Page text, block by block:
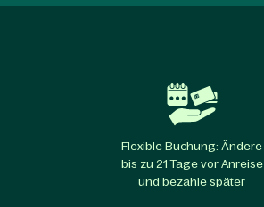
Flexible Buchung: Ändere
bis zu 21 Tage vor Anreise
und bezahle später